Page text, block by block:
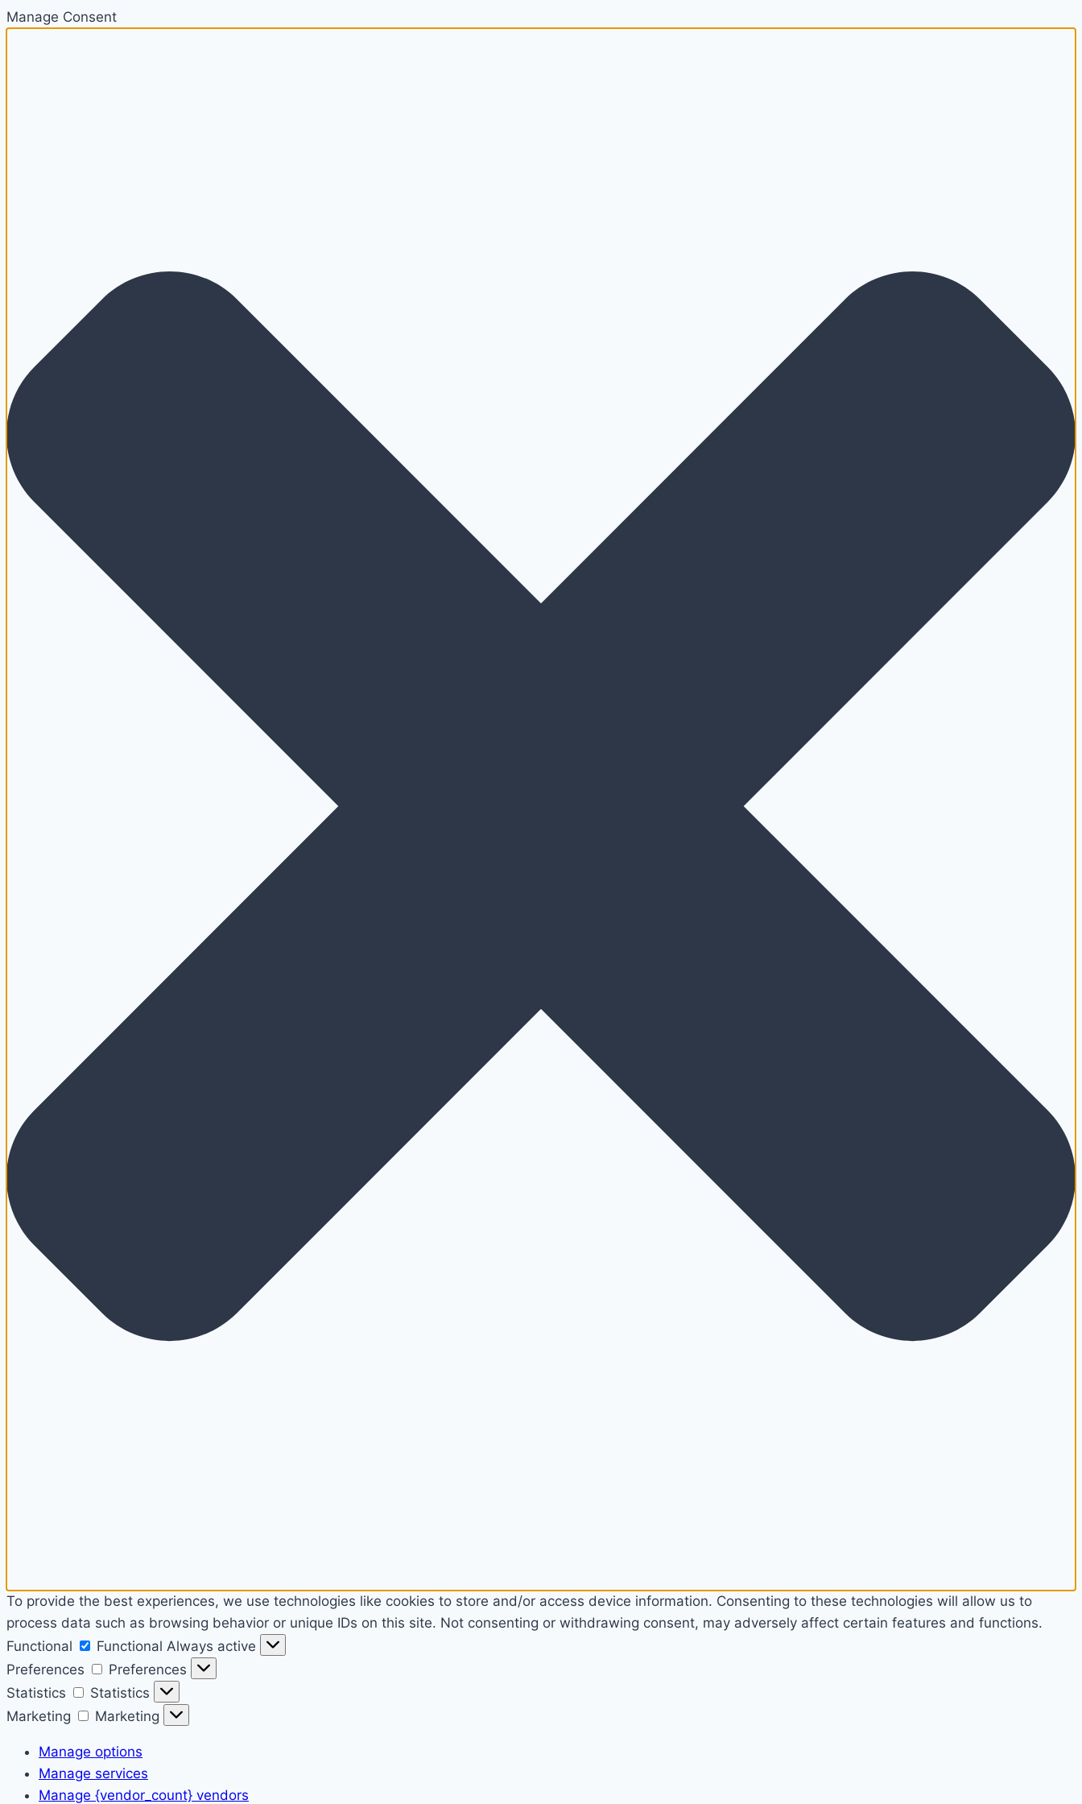
Manage Consent
To provide the best experiences, we use technologies like cookies to store and/or access device information. Consenting to these technologies will allow us to
process data such as browsing behavior or unique IDs on this site. Not consenting or withdrawing consent, may adversely affect certain features and functions.
Functional
Functional Always active
Preferences
Preferences
Statistics
Statistics
Marketing
Marketing
Manage options
Manage services
Manage {vendor_count} vendors